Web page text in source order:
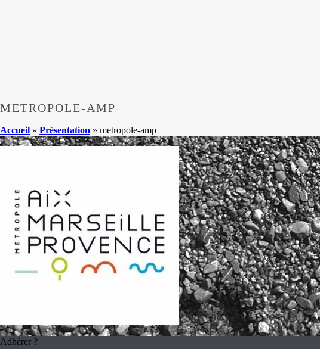
METROPOLE-AMP
Accueil » Présentation » metropole-amp
Adhérer ?